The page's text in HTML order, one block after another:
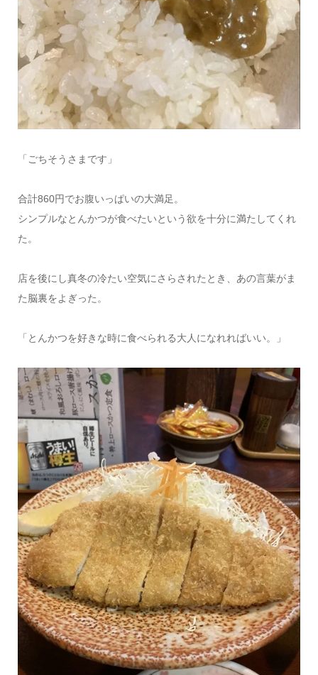
「ごちそうさまです」
合計860円でお腹いっぱいの大満足。
シンプルなとんかつが食べたいという欲を十分に満たしてくれ
た。
店を後にし真冬の冷たい空気にさらされたとき、あの言葉がま
た脳裏をよぎった。
「とんかつを好きな時に食べられる大人になれればいい。」